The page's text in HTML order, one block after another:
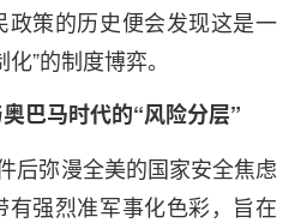
策的历史便会发现这是一
”的制度博弈。
奥巴马时代的“风险分层”
后弥漫全美的国家安全焦虑
强烈准军事化色彩，旨在